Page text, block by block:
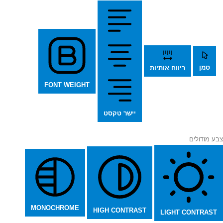
סמן ריווח אותיות
יישר טקסט
FONT WEIGHT
צבע מודולים
LIGHT CONTRAST
HIGH CONTRAST
MONOCHROME